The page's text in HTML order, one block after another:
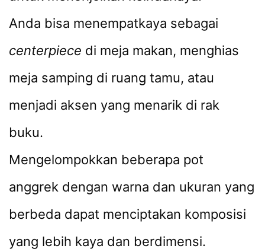
Anda bisa menempatkaya sebagai
centerpiece di meja makan, menghias
meja samping di ruang tamu, atau
menjadi aksen yang menarik di rak
buku.
Mengelompokkan beberapa pot
anggrek dengan warna dan ukuran yang
berbeda dapat menciptakan komposisi
yang lebih kaya dan berdimensi.